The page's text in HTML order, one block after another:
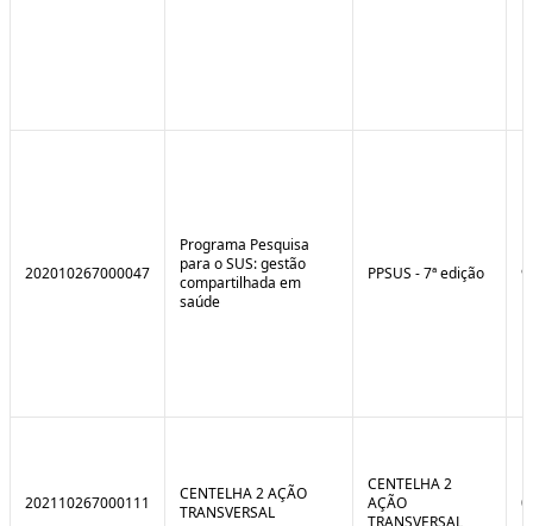
202010267000047
Programa Pesquisa
para o SUS: gestão
compartilhada em
saúde
PPSUS - 7ª edição
202110267000111
CENTELHA 2 AÇÃO
TRANSVERSAL
CENTELHA 2
AÇÃO
TRANSVERSAL